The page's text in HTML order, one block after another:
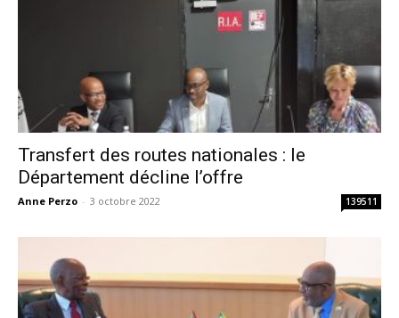
Transfert des routes nationales : le
Département décline l’offre
Anne Perzo - 3 octobre 2022 139511